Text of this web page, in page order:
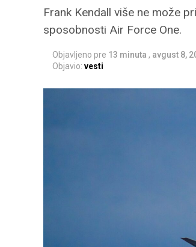
Frank Kendall više ne može
sposobnosti Air Force One.
Objavljeno pre 13 minuta , avgust 8,
Objavio: vesti